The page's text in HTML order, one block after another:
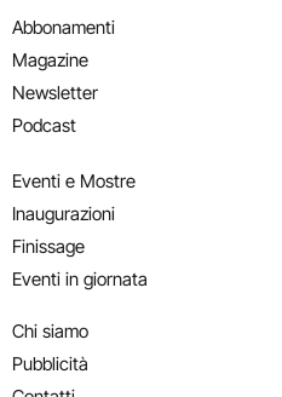
Abbonamenti
Magazine
Newsletter
Podcast
Eventi e Mostre
Inaugurazioni
Finissage
Eventi in giornata
Chi siamo
Pubblicità